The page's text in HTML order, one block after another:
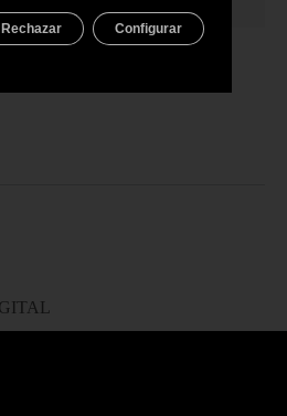
Rechazar Configurar